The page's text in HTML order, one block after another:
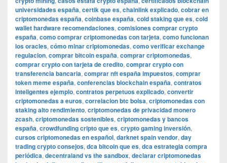
universidades españa, certik que es, chainlink explicado, cobrar en
criptomonedas españa, coinbase españa, cold staking que es, cold
wallet hardware recomendaciones, comisiones comprar crypto
españa, como comprar criptomonedas con tarjeta, como funcionan
los oracles, cómo minar criptomonedas, como verificar exchange
regulacion, comprar bitcoin españa, comprar criptomonedas,
comprar crypto con tarjeta de credito, comprar crypto con
transferencia bancaria, comprar nft españa impuestos, comprar
token meme españa, conferencias blockchain españa, contratos
inteligentes ejemplo, contratos perpetuos explicado, convertir
criptomonedas a euros, correlacion btc bolsa, criptomonedas con
staking alto rendimiento, criptomonedas de privacidad monero
zcash, criptomonedas sostenibles, criptomonedas y bancos
españa, crowdfunding cripto que es, crypto gaming inversión,
cursos criptomonedas en español, darknet spain vendor, day
trading crypto consejos, dca bitcoin que es, dca estrategia compra
periódica, decentraland vs the sandbox, declarar criptomonedas